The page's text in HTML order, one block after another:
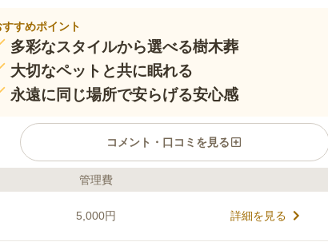
すすめポイント
多彩なスタイルから選べる樹木葬
大切なペットと共に眠れる
永遠に同じ場所で安らげる安心感
コメント・口コミを見る
イフドット編集部のコメント
ンは、公園のように整備された自然豊かなガーデン型墓所
す。和風と洋風、趣の異なる2つのエリアに5タイプのお
管理費
5,000円 詳細を見る